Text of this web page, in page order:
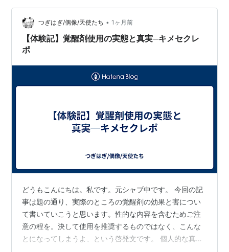
ただし長期間服用すると、被害妄想（周囲が自分の悪口
を言っている・自分が誰かから殺されるかもしれない）
や幻視、幻覚などの作用をもたらし、刃物を持って振り
回したりするなど、攻撃的な性格となる可能性もある。
を差す言葉である。また俗名もシャブ・スピード・エ
ス・アイスなど様々な種類がある。日本において「覚醒
ことを指す場合がほとんどである。
日本において
日本国内へ密輸される覚せい剤の大半は、警察の捜索活
動によれば中国・北朝鮮ルートであることが判明してい
る。暴力団など国内で違法行為を行なう組織団体によっ
つぎはぎ/偶像/天使たち • 1ヶ月前
【体験記】覚醒剤使用の実態と真実─キメセクレ
ポ
どうもこんにちは。私です。元シャブ中です。 今回の記
事は題の通り、実際のところの覚醒剤の効果と害につい
て書いていこうと思います。性的な内容を含むためご注
意の程を。決して使用を推奨するものではなく、こんな
とになってしまうよ、という啓発文です。 個人的な真実